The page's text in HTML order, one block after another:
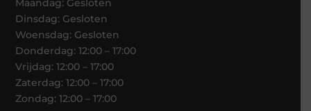
Dinsdag: Gesloten
Woensdag: Gesloten
Donderdag: 12:00 – 17:00
Vrijdag: 12:00 – 17:00
Zaterdag: 12:00 – 17:00
Zondag: 12:00 – 17:00